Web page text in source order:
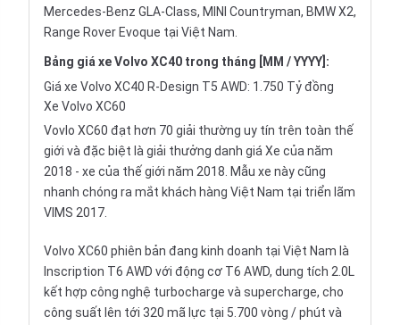
Mercedes-Benz GLA-Class, MINI Countryman, BMW X2,
Range Rover Evoque tại Việt Nam.
Bảng giá xe Volvo XC40 trong tháng [MM / YYYY]:
Giá xe Volvo XC40 R-Design T5 AWD: 1.750 Tỷ đồng
Xe Volvo XC60
Vovlo XC60 đạt hơn 70 giải thường uy tín trên toàn thế
giới và đặc biệt là giải thưởng danh giá Xe của năm
2018 - xe của thế giới năm 2018. Mẫu xe này cũng
nhanh chóng ra mắt khách hàng Việt Nam tại triển lãm
VIMS 2017.
Volvo XC60 phiên bản đang kinh doanh tại Việt Nam là
Inscription T6 AWD với động cơ T6 AWD, dung tích 2.0L
kết hợp công nghệ turbocharge và supercharge, cho
công suất lên tới 320 mã lực tại 5.700 vòng / phút và